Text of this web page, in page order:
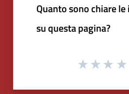
Quanto sono chiare
su questa pagina?